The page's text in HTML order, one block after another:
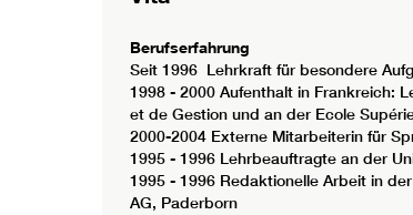
Berufserfahrung
Seit 1996 Lehrkraft für besondere
1998 - 2000 Aufenthalt in Frankreich:
et de Gestion und an der Ecole
2000-2004 Externe Mitarbeiterin für
1995 - 1996 Lehrbeauftragte an der
1995 - 1996 Redaktionelle Arbeit in
AG, Paderborn